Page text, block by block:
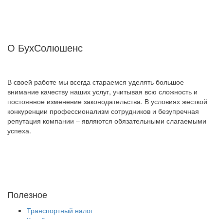
О БухСолюшенс
В своей работе мы всегда стараемся уделять большое
внимание качеству наших услуг, учитывая всю сложность и
постоянное изменение законодательства. В условиях жесткой
конкуренции профессионализм сотрудников и безупречная
репутация компании – являются обязательными слагаемыми
успеха.
Полезное
Транспортный налог